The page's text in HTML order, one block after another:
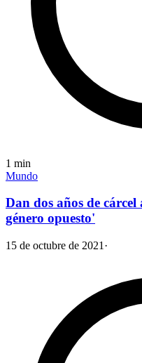
1 min
Mundo
Dan dos años de
género opuesto'
15 de octubre de 2021 ·